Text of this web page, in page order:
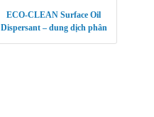
ECO-CLEAN Surface Oil
Dispersant – dung dịch phân